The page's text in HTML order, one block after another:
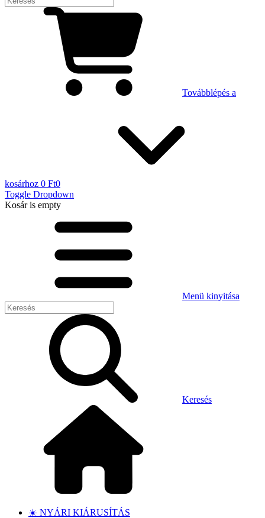
Továbblépés a
kosárhoz 0 Ft0
Toggle Dropdown
Kosáris empty
Menü kinyitása
Keresés
☀️ NYÁRI KIÁRUSÍTÁS